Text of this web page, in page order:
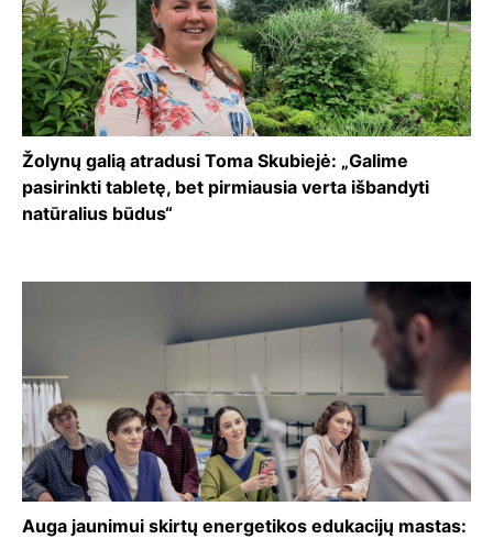
Žolynų galią atradusi Toma Skubiejė: „Galime
pasirinkti tabletę, bet pirmiausia verta išbandyti
natūralius būdus“
Auga jaunimui skirtų energetikos edukacijų mastas: